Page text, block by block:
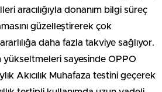
aracılığıyla donanım bilgi süreç
güzelleştirerek çok
daha fazla takviye sağlıyor.
yükseltmeleri sayesinde OPPO
Akıcılık Muhafaza testini geçerek